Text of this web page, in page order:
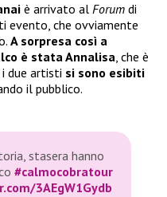
è arrivato al Forum di
evento, che ovviamente
A sorpresa così a
è stata Annalisa, che è
due artisti si sono esibiti
il pubblico.
stasera hanno
#calmocobratour
3AEgW1Gydb